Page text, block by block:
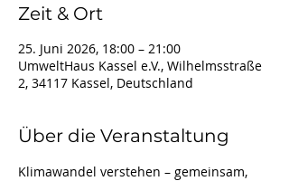
Zeit & Ort
25. Juni 2026, 18:00 – 21:00
UmweltHaus Kassel e.V., Wilhelmsstraße
2, 34117 Kassel, Deutschland
Über die Veranstaltung
Klimawandel verstehen – gemeinsam,